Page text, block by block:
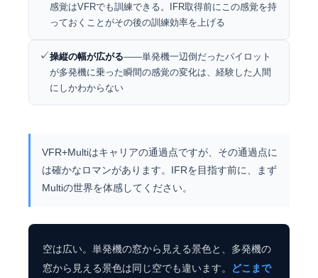
感覚はVFRでも訓練できる。IFR取得前にこの感覚を持
っておくことがその後の訓練効率を上げる
✓操縦の幅が広がる——単発機一辺倒だったパイロット
が多発機に乗った瞬間の感覚の変化は、経験した人間
にしかわからない
VFR+Multiはキャリアの通過点ですが、その通過点に
は確かなロマンがあります。IFRを目指す前に、まず
Multiの世界を体感してください。
空は広い。単発機の窓から見える景色と、多発機の
窓から見える景色は同じ空でも違います。
どこまで